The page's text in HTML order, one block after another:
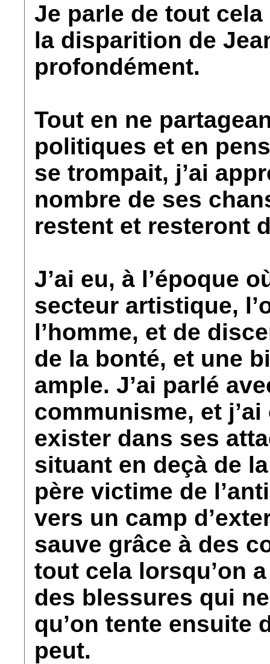
Je parle de tout
la disparition de
profondément.
Tout en ne
politiques et en
se trompait, j’ai
nombre de ses
restent et resteront
J’ai eu, à l’époque
secteur artistique,
l’homme, et de
de la bonté, et une
ample. J’ai parlé
communisme, et
exister dans ses
situant en deçà de
père victime de
vers un camp
sauve grâce à des
tout cela lorsqu’on
des blessures qui
qu’on tente ensuite
peut.